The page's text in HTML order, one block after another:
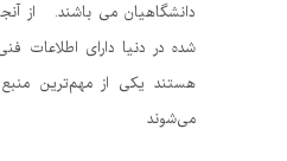
دانشگاهیان می باشند. از
شده در دنیا دارای اطلاعات
هستند یکی از مهم‌ترین
می‌شوند